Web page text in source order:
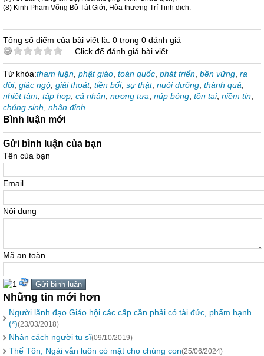
(8) Kinh Phạm Võng Bồ Tát Giới, Hòa thượng Trí Tịnh dịch.
Tổng số điểm của bài viết là: 0 trong 0 đánh giá
Click để đánh giá bài viết
Từ khóa:tham luận phật giáo toàn quốc phát triển bền vững ra
đời, giác ngộ giải thoát, tiền bối, sự thật, nuôi dưỡng thành quả
nhiệt tâm tập hợp cá nhân nương tựa núp bóng tồn tại, niềm tin
chúng sinh nhận định
Bình luận mới
Gửi bình luận của bạn
Tên của bạn
Email
Nội dung
Mã an toàn
Những tin mới hơn
Người lãnh đạo Giáo hội các cấp cần phải có tài đức, phẩm hạnh
(*)(23/03/2018)
Nhân cách người tu sĩ(09/10/2019)
Thế Tôn, Ngài vẫn luôn có mặt cho chúng con(25/06/2024)